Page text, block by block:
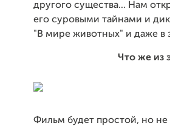
другого существа... Нам
его суровыми тайнами и
"В мире животных" и даже в
Что же из
Фильм будет простой, но